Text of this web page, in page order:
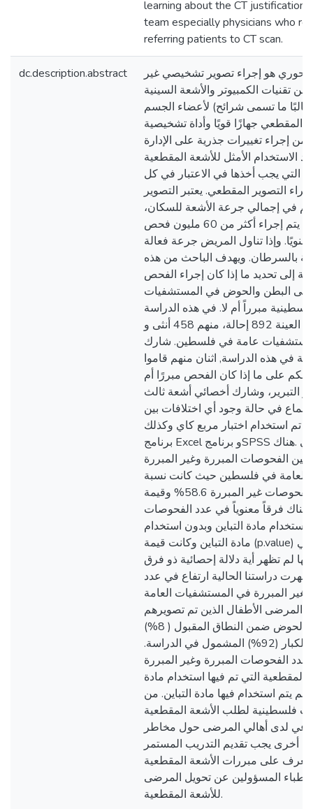
learning about the CT justification
team especially physicians who
referring patients to CT scan.
dc.description.abstract
هو إجراء تصوير تشخيصي غير
تقنيات الكمبيوتر والأشعة السينية
ما تسمى شرائح) لأعضاء الجسم
المقطعي جهازًا قويًا وأداة تشخيصية
من إجراء تغييرات جذرية على الإدارة
الاستخدام الأمثل للأشعة المقطعية
التي يجب أخذها في الاعتبار في كل
التصوير المقطعي. يعتبر التصوير
في إجمالي جرعة الأشعة للسكان،
ففي الولايات المتحدة يتم إجراء أكثر من 60 مليون فحص
وإذا تناول المريض جرعة فعالة
بالسرطان. ويهدف الباحث من هذه
إلى تحديد ما إذا كان إجراء الفحص
على البطن والحوض في المستشفيات
مبرراً أم لا. في هذه الدراسة
الاسترجاعية، كان حجم العينة 892 إحالة، منهم 458 أنثى و
مستشفيات عامة في فلسطين. شارك
في هذه الدراسة, اثنان منهم قاموا
على ما إذا كان الفحص مبررًا أم
التبرير، وشارك أخصائي أشعة ثالث
في حالة وجود أي اختلافات بين
تم استخدام اختبار مربع كاي وكذلك
برنامج Excel و برنامجSPSS في التحليل الإحصائي .هناك
بين الفحوصات المبررة وغير المبررة
في فلسطين حيث كانت نسبة
الفحوصات غير المبررة 58.6% وقيمة (p.value)
كما أن هناك فرقاً معنوياً في عدد الفحوصات
مادة التباين وبدون استخدام
مادة التباين وكانت قيمة (p.value) تساوي 0.02 . أما باقي
لم تظهر أية دلالة إحصائية ذو فرق
دراستنا الحالية ارتفاع في عدد
المبررة في المستشفيات العامة
المرضى الأطفال الذين تم تصويرهم
صورة طبقية للبطن والحوض ضمن النطاق المقبول ( 8%)
مقارنة بعدد المرضى الكبار (92%) المشمول في الدراسة.
الفحوصات المبررة وغير المبررة
التي تم فيها استخدام مادة
لم يتم استخدام فيها مادة التباين. من
فلسطينية لطلب الأشعة المقطعية
لدى أهالي المرضى حول مخاطر
أخرى يجب تقديم التدريب المستمر
على مبررات الأشعة المقطعية
المسؤولين عن تحويل المرضى
للأشعة المقطعية.